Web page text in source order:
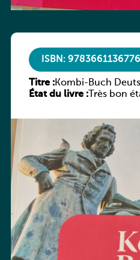
ISBN: 9783661136776
Titre :Kombi-Buch
Ausgabe
État du livre :Très bon